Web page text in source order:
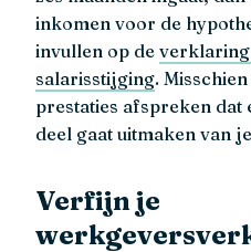
inkomen voor de
invullen op de
salarisstijging.
prestaties afspreken dat
deel gaat uitmaken van
Verfijn je